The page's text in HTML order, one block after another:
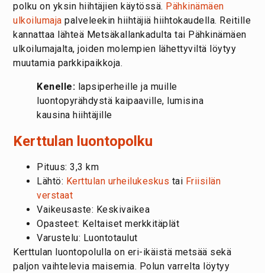
polku on yksin hiihtäjien käytössä. Pähkinämäen
ulkoilumaja palveleekin hiihtäjiä hiihtokaudella. Reitille
kannattaa lähteä Metsäkallankadulta tai Pähkinämäen
ulkoilumajalta, joiden molempien lähettyviltä löytyy
muutamia parkkipaikkoja.
Kenelle: lapsiperheille ja muille
luontopyrähdystä kaipaaville, lumisina
kausina hiihtäjille
Kerttulan luontopolku
Pituus: 3,3 km
Lähtö: Kerttulan urheilukeskus tai Friisilän
verstaat
Vaikeusaste: Keskivaikea
Opasteet: Keltaiset merkkitäplät
Varustelu: Luontotaulut
Kerttulan luontopolulla on eri-ikäistä metsää sekä
paljon vaihtelevia maisemia. Polun varrelta löytyy